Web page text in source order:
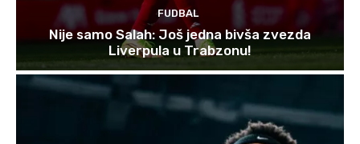
FUDBAL
Nije samo Salah: Još jedna bivša zvezda
Liverpula u Trabzonu!